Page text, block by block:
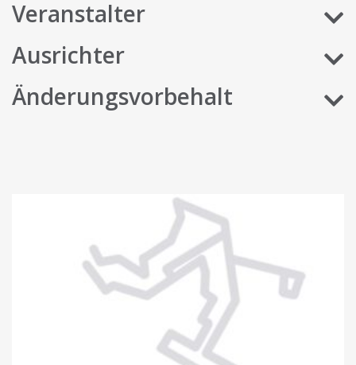
Veranstalter
Ausrichter
Änderungsvorbehalt